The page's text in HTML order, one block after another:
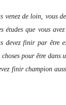
de loin, vous
que vous
devez finir par être
pour être dans
finir champion